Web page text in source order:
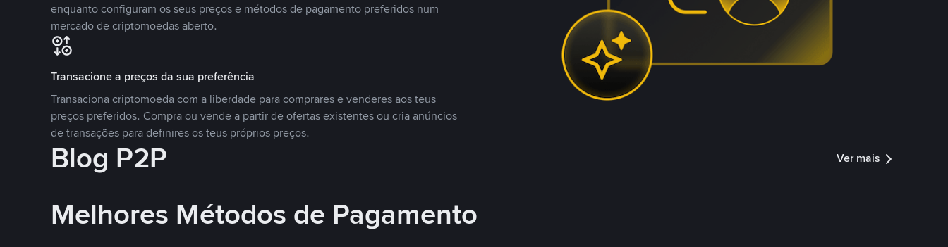
enquanto configuram os seus preços e métodos de pagamento preferidos num
mercado de criptomoedas aberto.
Transacione a preços da sua preferência
Transaciona criptomoeda com a liberdade para comprares e venderes aos teus
preços preferidos. Compra ou vende a partir de ofertas existentes ou cria anúncios
de transações para definires os teus próprios preços.
Blog P2P Ver mais
Melhores Métodos de Pagamento